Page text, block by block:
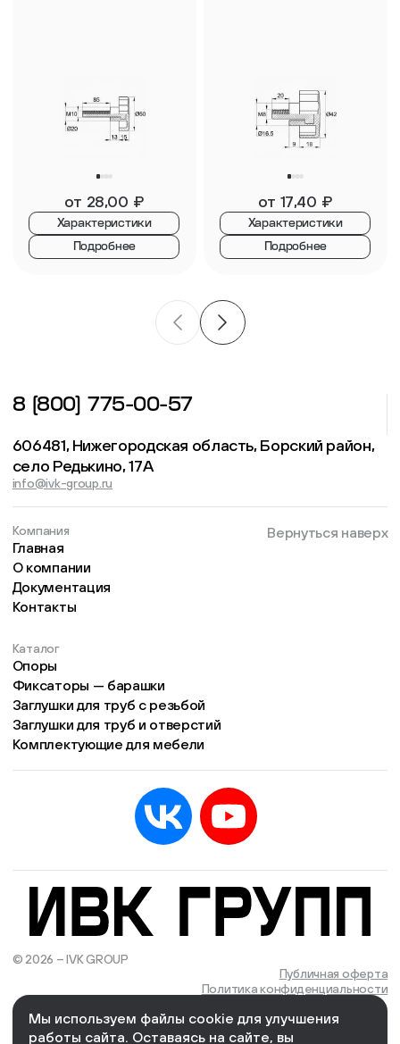
от 28,00 ₽
Характеристики
Подробнее
от 17,40 ₽
Характеристики
Подробнее
8 (800) 775-00-57
606481, Нижегородская область, Борский район,
село Редькино, 17А
info@ivk-group.ru
Компания
Главная
О компании
Документация
Контакты
Каталог
Опоры
Фиксаторы — барашки
Заглушки для труб с резьбой
Заглушки для труб и отверстий
Комплектующие для мебели
Вернуться наверх
© 2026 – IVK GROUP
Публичная оферта
Политика конфиденциальности
Cоздано и поддерживается в компании We Wizards
Мы используем файлы cookie для улучшения
работы сайта. Оставаясь на сайте, вы
Есть учётная запись? Войти